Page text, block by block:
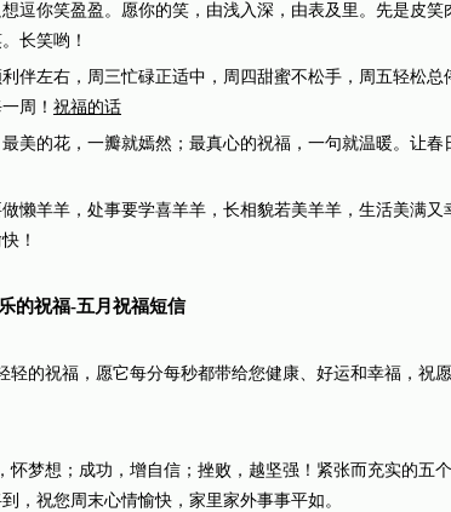
逗你笑盈盈。愿你的笑，由浅入深，由表及里。先是皮笑
长笑哟！
伴左右，周三忙碌正适中，周四甜蜜不松手，周五轻松总
周！ 祝福的话
美的花，一瓣就嫣然；最真心的祝福，一句就温暖。让春
懒羊羊，处事要学喜羊羊，长相貌若美羊羊，生活美满又
！
的祝福-五月祝福短信
轻的祝福，愿它每分每秒都带给您健康、好运和幸福，祝
怀梦想；成功，增自信；挫败，越坚强！紧张而充实的五
，祝您周末心情愉快，家里家外事事平如。